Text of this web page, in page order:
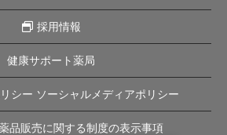
採用情報
健康サポート薬局
シー ソーシャルメディアポリシー
品販売に関する制度の表示事項